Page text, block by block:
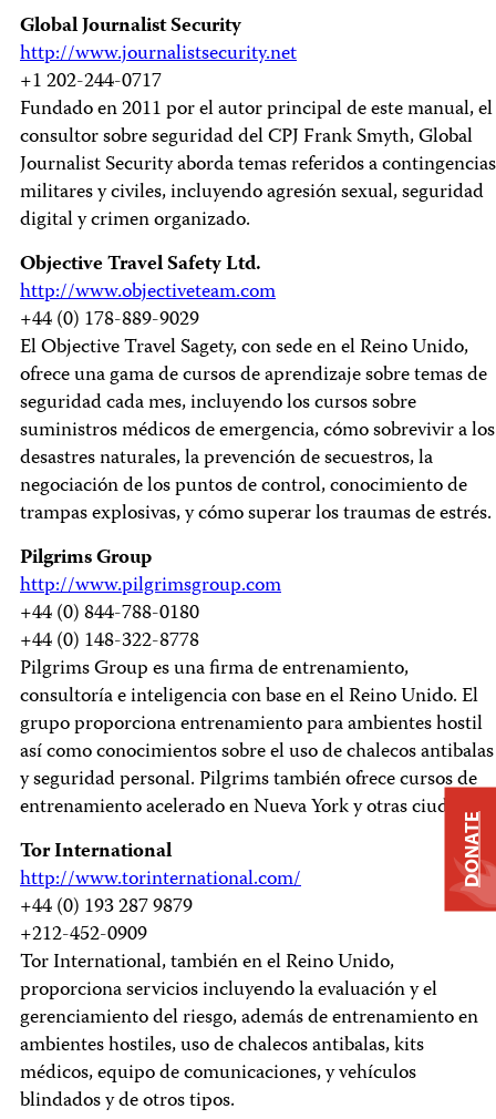
Global Journalist Security
http://www.journalistsecurity.net
+1 202-244-0717
Fundado en 2011 por el autor principal de este manual, el
consultor sobre seguridad del CPJ Frank Smyth, Global
Journalist Security aborda temas referidos a contingencias
militares y civiles, incluyendo agresión sexual, seguridad
digital y crimen organizado.
Objective Travel Safety Ltd.
http://www.objectiveteam.com
+44 (0) 178-889-9029
El Objective Travel Sagety, con sede en el Reino Unido,
ofrece una gama de cursos de aprendizaje sobre temas de
seguridad cada mes, incluyendo los cursos sobre
suministros médicos de emergencia, cómo sobrevivir a los
desastres naturales, la prevención de secuestros, la
negociación de los puntos de control, conocimiento de
trampas explosivas, y cómo superar los traumas de estrés.
Pilgrims Group
http://www.pilgrimsgroup.com
+44 (0) 844-788-0180
+44 (0) 148-322-8778
Pilgrims Group es una firma de entrenamiento,
consultoría e inteligencia con base en el Reino Unido. El
grupo proporciona entrenamiento para ambientes hostil
así como conocimientos sobre el uso de chalecos antibalas
y seguridad personal. Pilgrims también ofrece cursos de
entrenamiento acelerado en Nueva York y otras ciudades.
Tor International
http://www.torinternational.com/
+44 (0) 193 287 9879
+212-452-0909
Tor International, también en el Reino Unido,
proporciona servicios incluyendo la evaluación y el
gerenciamiento del riesgo, además de entrenamiento en
ambientes hostiles, uso de chalecos antibalas, kits
médicos, equipo de comunicaciones, y vehículos
blindados y de otros tipos.
DONATE